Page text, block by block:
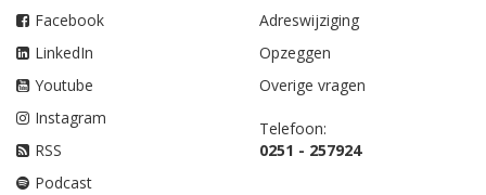
Facebook
LinkedIn
Youtube
Instagram
RSS
Podcast
Adreswijziging
Opzeggen
Overige vragen
Telefoon:
0251 - 257924